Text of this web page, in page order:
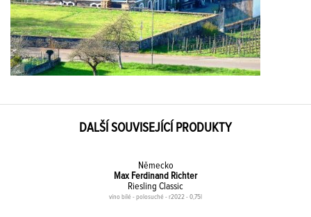
DALŠÍ SOUVISEJÍCÍ PRODUKTY
Německo
Max Ferdinand Richter
Riesling Classic
víno bílé - polosuché - r2022 - 0,75l